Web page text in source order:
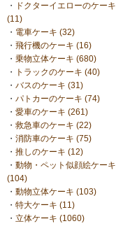
・
ドクターイエローのケーキ
(11)
・ 電車ケーキ (32)
・ 飛行機のケーキ (16)
・ 乗物立体ケーキ (680)
・
トラックのケーキ (40)
・ バスのケーキ (31)
・ パトカーのケーキ (74)
・ 愛車のケーキ (261)
・ 救急車のケーキ (22)
・ 消防車のケーキ (75)
・ 推しのケーキ (12)
・ 動物・ペット似顔絵ケーキ
(104)
・ 動物立体ケーキ (103)
・ 特大ケーキ (11)
・ 立体ケーキ (1060)